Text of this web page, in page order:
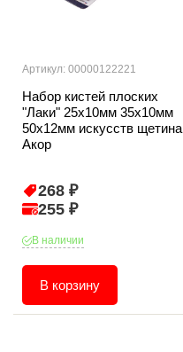
Артикул: 00000122221
Набор кистей плоских
"Лаки" 25х10мм 35х10мм
50х12мм искусств щетина
Акор
268 ₽
255 ₽
В наличии
В корзину